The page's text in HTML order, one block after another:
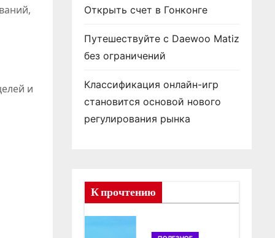
и
Открыть счет в Гонконге
Путешествуйте с Daewoo Matiz
без ограничений
Классификация онлайн-игр
становится основой нового
регулирования рынка
К прочтению